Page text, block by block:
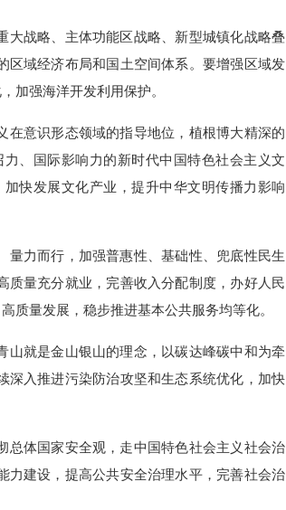
战略、主体功能区战略、新型城镇化战略叠
区域经济布局和国土空间体系。要增强区域发
加强海洋开发利用保护。
意识形态领域的指导地位，植根博大精深的
、国际影响力的新时代中国特色社会主义文
快发展文化产业，提升中华文明传播力影响
力而行，加强普惠性、基础性、兜底性民生
质量充分就业，完善收入分配制度，办好人民
质量发展，稳步推进基本公共服务均等化。
就是金山银山的理念，以碳达峰碳中和为牵
深入推进污染防治攻坚和生态系统优化，加快
总体国家安全观，走中国特色社会主义社会治
力建设，提高公共安全治理水平，完善社会治